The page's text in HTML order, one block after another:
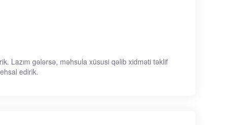
Lazım gələrsə, məhsula xüsusi qəlib xidməti təklif
edirik.